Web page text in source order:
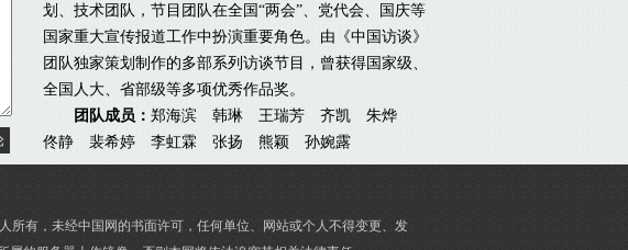
划、技术团队，节目团队在全国“两会”、党代会、国庆等
国家重大宣传报道工作中扮演重要角色。由《中国访谈》
团队独家策划制作的多部系列访谈节目，曾获得国家级、
全国人大、省部级等多项优秀作品奖。
团队成员： 郑海滨 韩琳 王瑞芳 齐凯 朱烨
佟静 裴希婷 李虹霖 张扬 熊颖 孙婉露
所有，未经中国网的书面许可，任何单位、网站或个人不得变更、发